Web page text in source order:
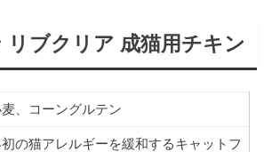
リブクリア 成猫用チキン
、コーングルテン
初の猫アレルギーを緩和するキャットフ